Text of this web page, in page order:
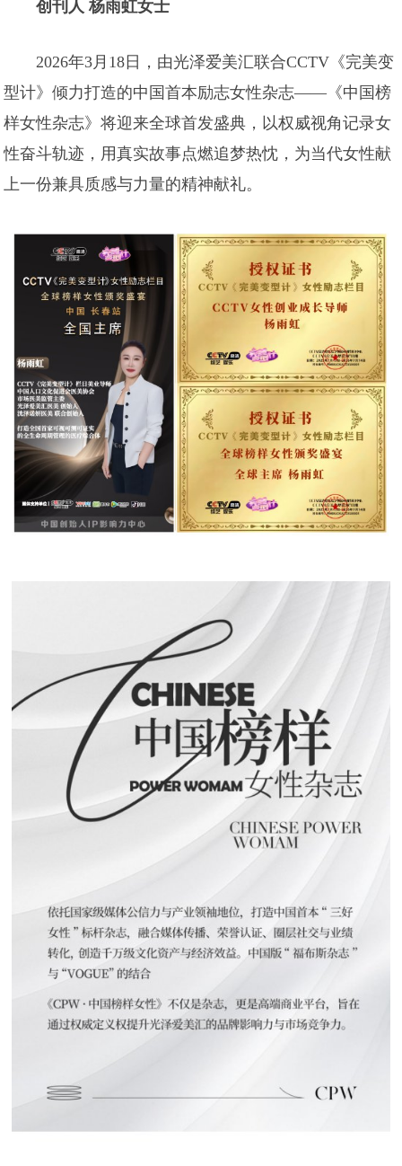
创刊人 杨雨虹女士
2026年3月18日，由光泽爱美汇联合CCTV《完美变
型计》倾力打造的中国首本励志女性杂志——《中国榜
样女性杂志》将迎来全球首发盛典，以权威视角记录女
性奋斗轨迹，用真实故事点燃追梦热忱，为当代女性献
上一份兼具质感与力量的精神献礼。